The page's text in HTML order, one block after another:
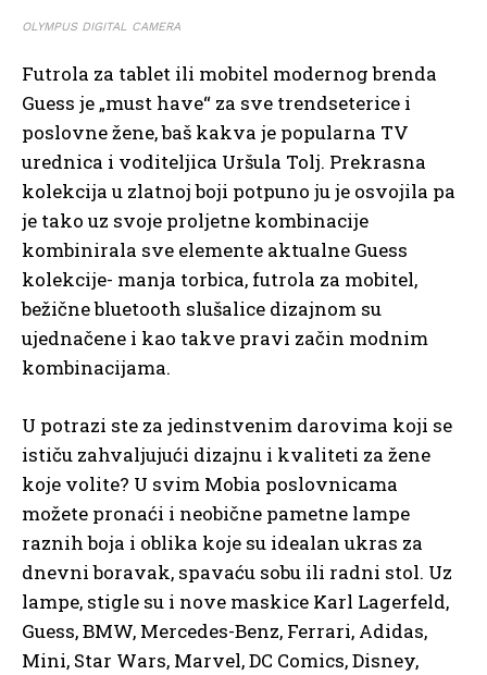
OLYMPUS DIGITAL CAMERA
Futrola za tablet ili mobitel modernog brenda
Guess je „must have“ za sve trendseterice i
poslovne žene, baš kakva je popularna TV
urednica i voditeljica Uršula Tolj. Prekrasna
kolekcija u zlatnoj boji potpuno ju je osvojila pa
je tako uz svoje proljetne kombinacije
kombinirala sve elemente aktualne Guess
kolekcije- manja torbica, futrola za mobitel,
bežične bluetooth slušalice dizajnom su
ujednačene i kao takve pravi začin modnim
kombinacijama.
U potrazi ste za jedinstvenim darovima koji se
ističu zahvaljujući dizajnu i kvaliteti za žene
koje volite? U svim Mobia poslovnicama
možete pronaći i neobične pametne lampe
raznih boja i oblika koje su idealan ukras za
dnevni boravak, spavaću sobu ili radni stol. Uz
lampe, stigle su i nove maskice Karl Lagerfeld,
Guess, BMW, Mercedes-Benz, Ferrari, Adidas,
Mini, Star Wars, Marvel, DC Comics, Disney,